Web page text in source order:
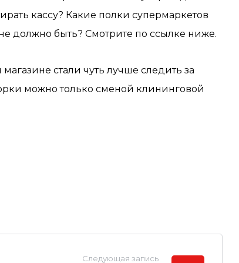
кассу? Какие полки супермаркетов
должно быть? Смотрите по ссылке ниже.
стали чуть лучше следить за
можно только сменой клининговой
Следующая запись